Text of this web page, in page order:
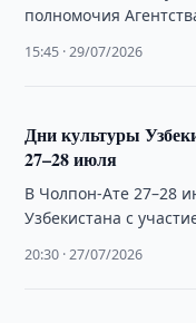
полномочия
наследия.
15:45 · 29/07/2026
Дни культуры
27–28 июля
В Чолпон-Ате 27–28
Узбекистана с
20:30 · 27/07/2026